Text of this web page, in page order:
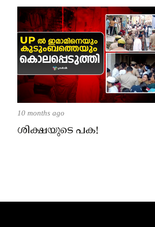
10 months ago
ശിക്ഷയുടെ പക!